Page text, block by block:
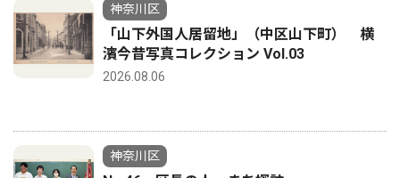
神奈川区
「山下外国人居留地」（中区山下町） 横
濱今昔写真コレクション Vol.03
2026.08.06
神奈川区